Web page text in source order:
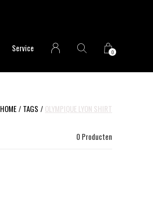
Service 0
HOME TAGS OLYMPIQUE LYON SHIRT
0 Producten